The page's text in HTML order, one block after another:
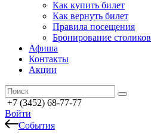
Как купить билет
Как вернуть билет
Правила посещения
Бронирование столиков
Афиша
Контакты
Акции
+7 (3452) 68-77-77
Войти
События